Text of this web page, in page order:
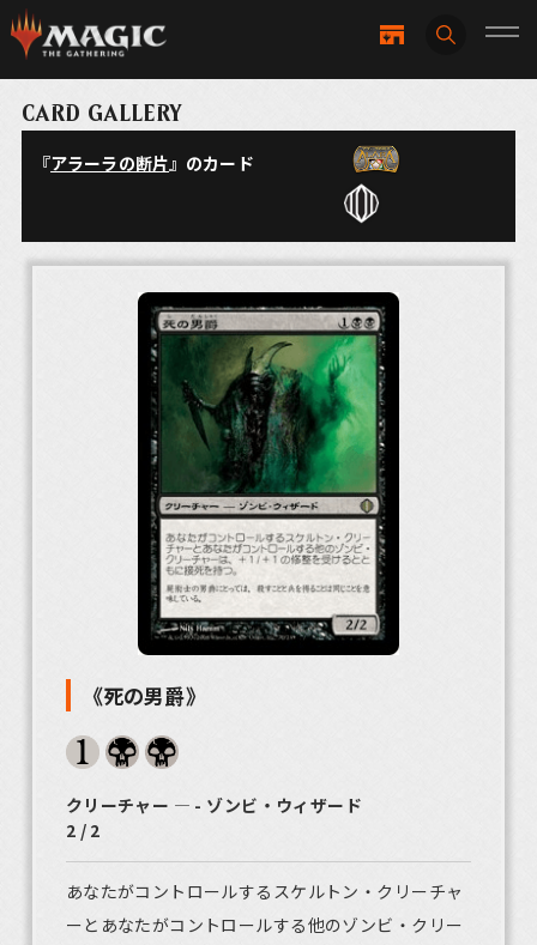
CARD GALLERY
『アラーラの断片』のカード
《死の男爵》
クリーチャー ― - ゾンビ・ウィザード
2 / 2
あなたがコントロールするスケルトン・クリーチャ
ーとあなたがコントロールする他のゾンビ・クリー